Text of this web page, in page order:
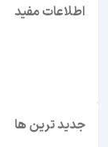
اطلاعات مفید
جدید ترین ها